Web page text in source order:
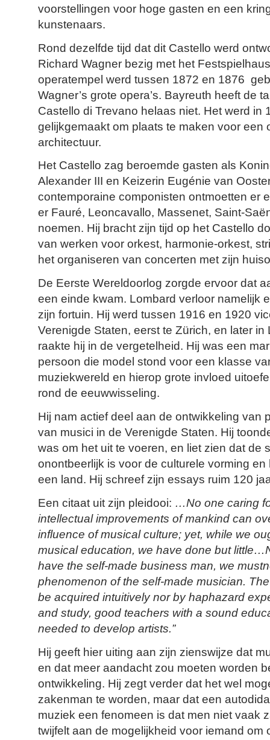
voorstellingen voor hoge gasten en een
kunstenaars.
Rond dezelfde tijd dat dit Castello werd
Richard Wagner bezig met het
operatempel werd tussen 1872 en 1876
Wagner’s grote opera’s. Bayreuth heeft de
Castello di Trevano helaas niet. Het werd in
gelijkgemaakt om plaats te maken voor een
architectuur.
Het Castello zag beroemde gasten als
Alexander III en Keizerin Eugénie van
contemporaine componisten ontmoetten er
er Fauré, Leoncavallo, Massenet, Saint-
noemen. Hij bracht zijn tijd op het Castello
van werken voor orkest, harmonie-orkest,
het organiseren van concerten met zijn
De Eerste Wereldoorlog zorgde ervoor dat
een einde kwam. Lombard verloor namelijk
zijn fortuin. Hij werd tussen 1916 en 1920
Verenigde Staten, eerst te Zürich, en later
raakte hij in de vergetelheid. Hij was een
persoon die model stond voor een klasse
muziekwereld en hierop grote invloed
rond de eeuwwisseling.
Hij nam actief deel aan de ontwikkeling van
van musici in de Verenigde Staten. Hij
was om het uit te voeren, en liet zien dat de
onontbeerlijk is voor de culturele vorming
een land. Hij schreef zijn essays ruim 120
Een citaat uit zijn pleidooi: …No one caring
intellectual improvements of mankind can
influence of musical culture; yet, while we
musical education, we have done but
have the self-made business man, we
phenomenon of the self-made musician.
be acquired intuitively nor by haphazard
and study, good teachers with a sound
needed to develop artists.”
Hij geeft hier uiting aan zijn zienswijze dat
en dat meer aandacht zou moeten worden
ontwikkeling. Hij zegt verder dat het wel
zakenman te worden, maar dat een
muziek een fenomeen is dat men niet vaak
twijfelt aan de mogelijkheid voor iemand om